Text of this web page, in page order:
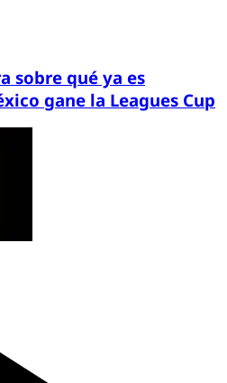
sobre qué ya es
gane la Leagues Cup